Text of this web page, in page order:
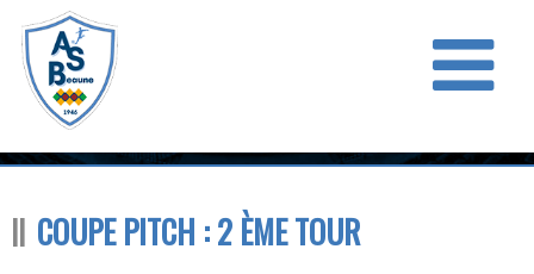
COUPE PITCH : 2 ÈME TOUR